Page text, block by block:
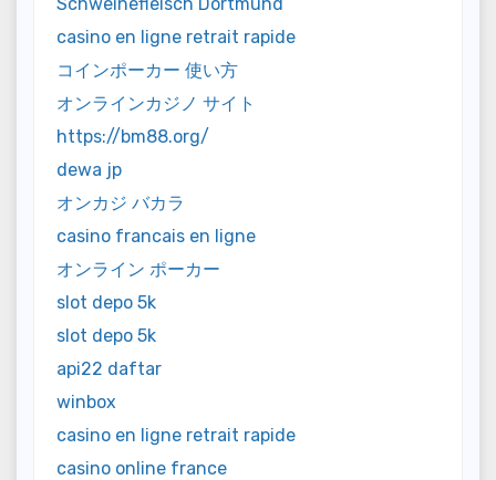
casino en ligne retrait rapide
コインポーカー 使い方
オンラインカジノ サイト
https://bm88.org/
dewa jp
オンカジ バカラ
casino francais en ligne
オンライン ポーカー
slot depo 5k
slot depo 5k
api22 daftar
winbox
casino en ligne retrait rapide
casino online france